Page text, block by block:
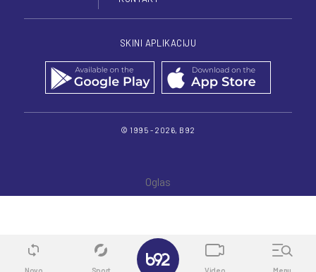
SKINI APLIKACIJU
© 1995 - 2026, B92
✕